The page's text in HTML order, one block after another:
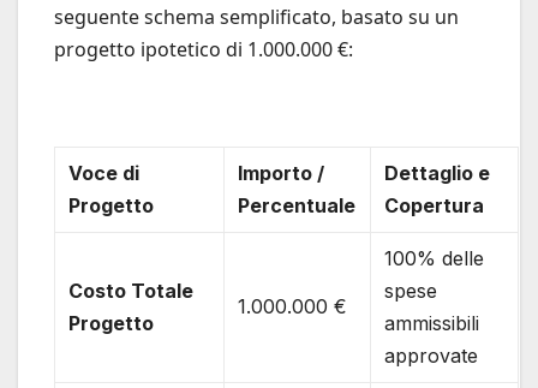
seguente schema semplificato, basato su un
progetto ipotetico di 1.000.000 €:
Voce di
Progetto
Importo /
Percentuale
Dettaglio e
Copertura
Costo Totale
Progetto
1.000.000 €
100% delle
spese
ammissibili
approvate